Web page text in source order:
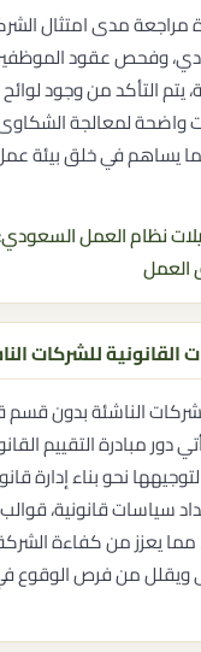
مراجعة مدى امتثال
وفحص عقود
يتم التأكد من وجود
واضحة لمعالجة
يساهم في خلق بيئة
نظام العمل
العمل
القانونية للشركات
الناشئة بدون
دور مبادرة التقييم
نحو بناء إدارة
سياسات قانونية،
مما يعزز من كفاءة
ويقلل من فرص الوقوع